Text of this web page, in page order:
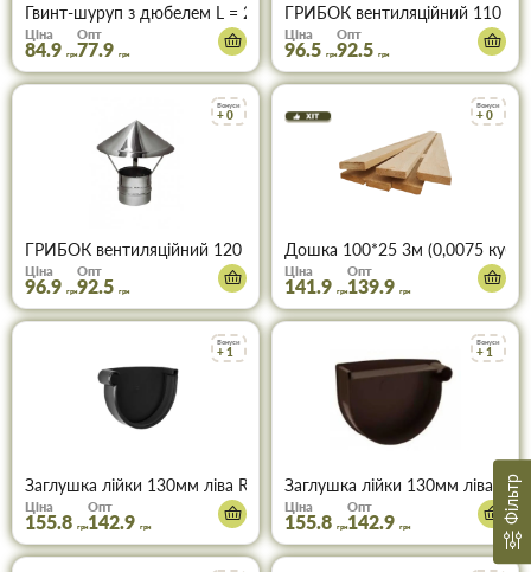
Гвинт-шуруп з дюбелем L = 260 мм
Ціна
84.9 грн
Опт
77.9 грн
ГРИБОК вентиляційний 110
Ціна
96.5 грн
Опт
92.5 грн
Бонуси
+ 0
ГРИБОК вентиляційний 120 цинк 0,4 мм
Ціна
96.9 грн
Опт
92.5 грн
Бонуси
+ 0
Дошка 100*25 3м (0,0075 куба)
Ціна
141.9 грн
Опт
139.9 грн
Бонуси
+ 1
Заглушка лійки 130мм ліва Rainway графіт
Ціна
155.8 грн
Опт
142.9 грн
Бонуси
+ 1
Заглушка лійки 130мм ліва
Ціна
155.8 грн
Опт
142.9 грн
Фільтр